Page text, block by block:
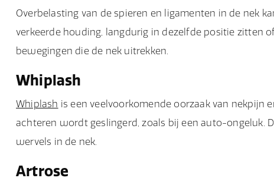
Overbelasting van de spieren en ligamenten in de nek
verkeerde houding, langdurig in dezelfde positie zitten
bewegingen die de nek uitrekken.
Whiplash
Whiplash is een veelvoorkomende oorzaak van
achteren wordt geslingerd, zoals bij een auto-ongeluk.
wervels in de nek.
Artrose